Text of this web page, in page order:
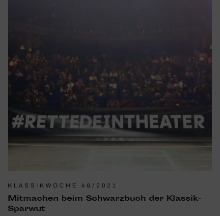
KLASSIKWOCHE 46/2021
Mitma­chen beim Schwarz­buch der Klassik-
Sparwut